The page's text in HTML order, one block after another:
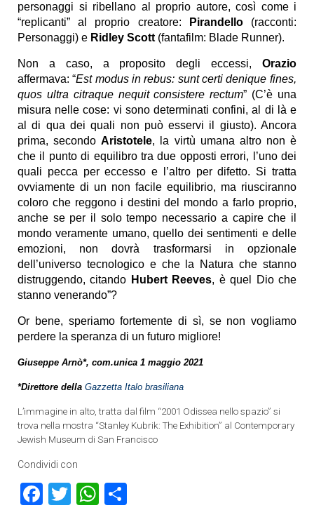
personaggi si ribellano al proprio autore, così come i
“replicanti” al proprio creatore:
Pirandello(racconti:
Personaggi) e Ridley Scott (fantafilm: Blade Runner).
Non a caso, a proposito degli eccessi, Orazio
affermava: “Est modus in rebus: sunt certi denique fines,
quos ultra citraque nequit consistere rectum” (C’è una
misura nelle cose: vi sono determinati confini, al di là e
al di qua dei quali non può esservi il giusto). Ancora
prima, secondoAristotele, la virtù umana altro non è
che il punto di equilibro tra due opposti errori, l’uno dei
quali pecca per eccesso e l’altro per difetto. Si tratta
ovviamente di un non facile equilibrio, ma riusciranno
coloro che reggono i destini del mondo a farlo proprio,
anche se per il solo tempo necessario a capire che il
mondo veramente umano, quello dei sentimenti e delle
emozioni, non dovrà trasformarsi in opzionale
dell’universo tecnologico e che la Natura che stanno
distruggendo, citando Hubert Reeves, è quel Dio che
stanno venerando”?
Or bene, speriamo fortemente di sì, se non vogliamo
perdere la speranza di un futuro migliore!
Giuseppe Arnò*, com.unica 1 maggio 2021
*Direttore della Gazzetta Italo brasiliana
L’immagine in alto, tratta dal film “2001 Odissea nello spazio” si
trova nella mostra “Stanley Kubrik: The Exhibition” al Contemporary
Jewish Museum di San Francisco
Condividi con
Facebook
TwitterWhatsApp